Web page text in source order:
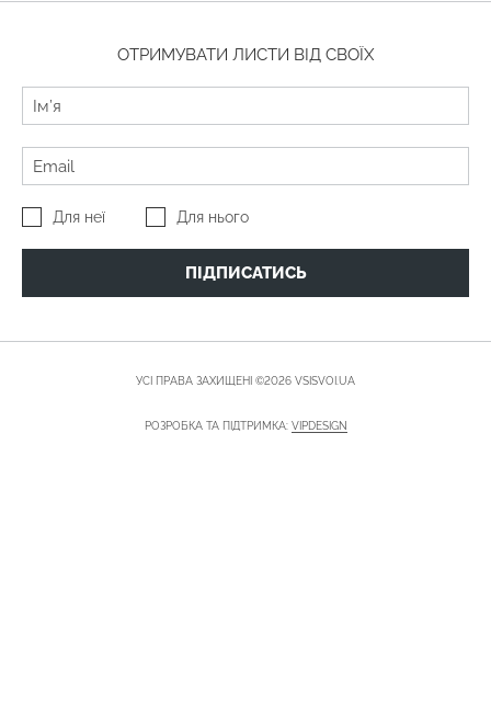
ОТРИМУВАТИ ЛИСТИ ВІД СВОЇХ
Для неї Для нього
ПІДПИСАТИСЬ
УСІ ПРАВА ЗАХИЩЕНІ ©2026 VSISVOI.UA
РОЗРОБКА ТА ПІДТРИМКА: VIPDESIGN